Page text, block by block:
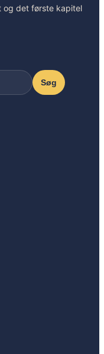
og det første kapitel
Søg